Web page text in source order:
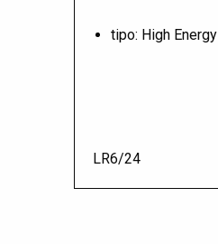
tipo: High Energy
LR6/24